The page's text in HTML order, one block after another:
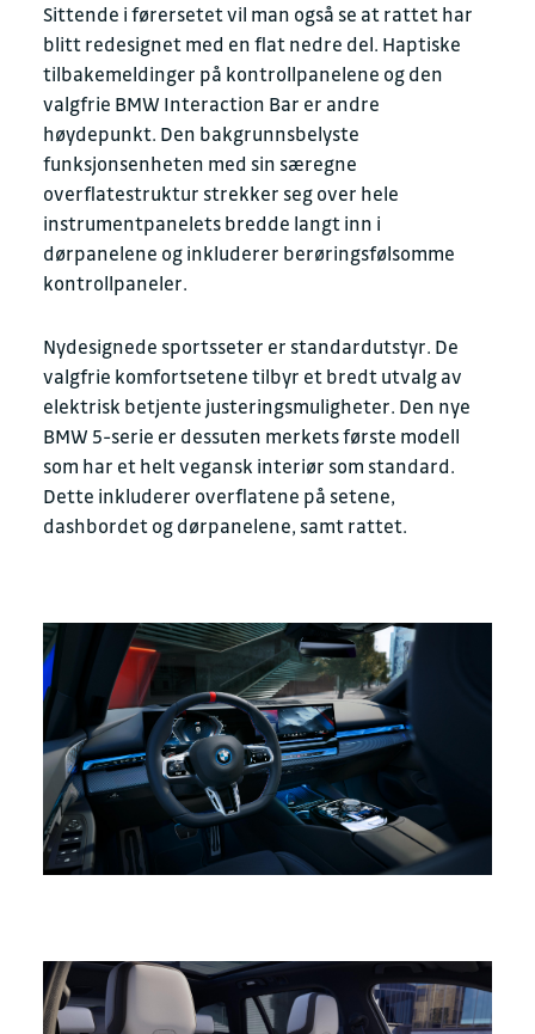
Sittende i førersetet vil man også se at rattet har
blitt redesignet med en flat nedre del. Haptiske
tilbakemeldinger på kontrollpanelene og den
valgfrie BMW Interaction Bar er andre
høydepunkt. Den bakgrunnsbelyste
funksjonsenheten med sin særegne
overflatestruktur strekker seg over hele
instrumentpanelets bredde langt inn i
dørpanelene og inkluderer berøringsfølsomme
kontrollpaneler.
Nydesignede sportsseter er standardutstyr. De
valgfrie komfortsetene tilbyr et bredt utvalg av
elektrisk betjente justeringsmuligheter. Den nye
BMW 5-serie er dessuten merkets første modell
som har et helt vegansk interiør som standard.
Dette inkluderer overflatene på setene,
dashbordet og dørpanelene, samt rattet.